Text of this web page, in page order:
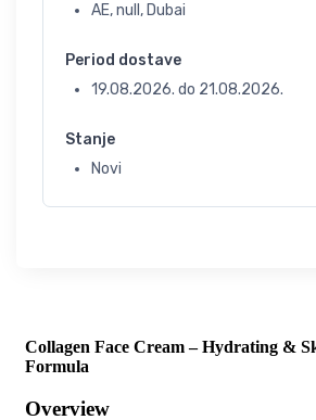
AE, null, Dubai
Period dostave
19.08.2026. do 21.08.2026.
Stanje
Novi